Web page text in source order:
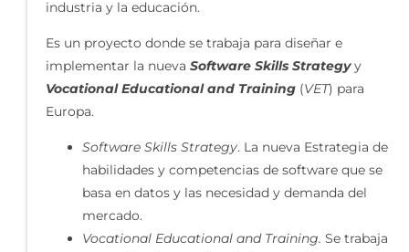
industria y la educación.
Es un proyecto donde se trabaja para diseñar e
implementar la nueva Software Skills Strategyy
Vocational Educational and Training (VET) para
Europa.
Software Skills Strategy. La nueva Estrategia de
habilidades y competencias de software que se
basa en datos y las necesidad y demanda del
mercado.
Vocational Educational and Training. Se trabaja